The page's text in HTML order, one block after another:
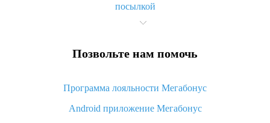
посылкой
Что значит статус «Заказ закрыт» на Алиэкспресс и что
Что делать, если Алиэкспресс просит ввести паспортные
Как узнать, куда пришла посылка с Алиэкспресс
Вы отменили заказ на Алиэкспресс, когда вернут деньги?
Позвольте нам помочь
Программа лояльности Мегабонус
Android приложение Мегабонус